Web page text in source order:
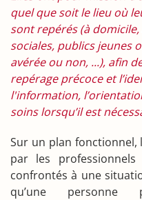
quel que soit le lieu où
sont repérés (à
sociales, publics jeunes
avérée ou non, ...), afin
repérage précoce et
l'information,
soins lorsqu’il est
Sur un plan fonctionnel,
par les
confrontés à une
qu’une personne